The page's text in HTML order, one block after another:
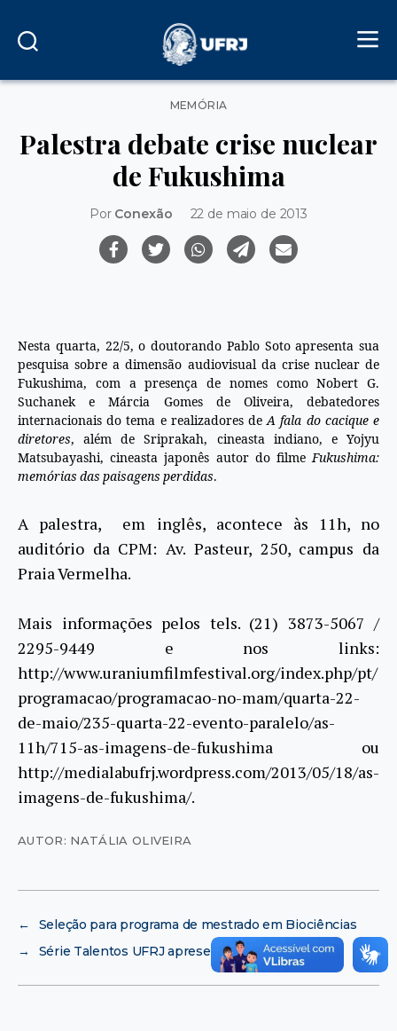
Categorias
MEMÓRIA
Palestra debate crise nuclear
de Fukushima
Por Conexão 22 de maio de 2013
Nesta quarta, 22/5, o doutorando Pablo Soto apresenta sua
pesquisa sobre a dimensão audiovisual da crise nuclear de
Fukushima, com a presença de nomes como Nobert G.
Suchanek e Márcia Gomes de Oliveira, debatedores
internacionais do tema e realizadores deA fala do cacique e
diretores, além de Sriprakah, cineasta indiano, e Yojyu
Matsubayashi, cineasta japonês autor do filmeFukushima:
memórias das paisagens perdidas.
A palestra, em inglês, acontece às 11h, no
auditório da CPM: Av. Pasteur, 250, campus da
Praia Vermelha.
Mais informações pelos tels. (21) 3873-5067 /
2295-9449 e nos links:
http://www.uraniumfilmfestival.org/index.php/pt/
programacao/programacao-no-mam/quarta-22-
de-maio/235-quarta-22-evento-paralelo/as-
11h/715-as-imagens-de-fukushima ou
http://medialabufrj.wordpress.com/2013/05/18/as-
imagens-de-fukushima/.
AUTOR: NATÁLIA OLIVEIRA
←
Seleção para programa de mestrado em Biociências
→
Série Talentos UFRJ apresenta concerto